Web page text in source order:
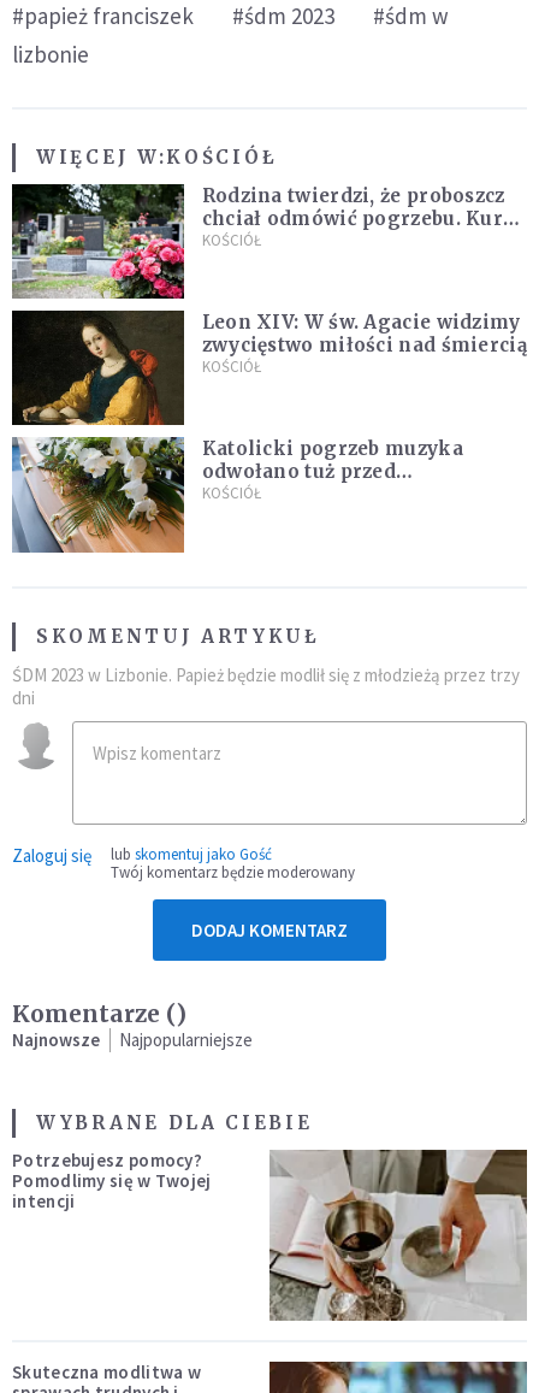
#papież franciszek #śdm 2023
#śdm w
lizbonie
WIĘCEJ W:KOŚCIÓŁ
Rodzina twierdzi, że proboszcz
chciał odmówić pogrzebu. Kuria
zapowiada wyjaśnienia
KOŚCIÓŁ
Leon XIV: W św. Agacie widzimy
zwycięstwo miłości nad śmiercią
KOŚCIÓŁ
Katolicki pogrzeb muzyka
odwołano tuż przed
uroczystością. Powodem była
KOŚCIÓŁ
SKOMENTUJ ARTYKUŁ
ŚDM 2023 w Lizbonie. Papież będzie modlił się z młodzieżą przez trzy
dni
Zaloguj się lub skomentuj jako Gość
Twój komentarz będzie moderowany
DODAJ KOMENTARZ
Komentarze ()
Najnowsze Najpopularniejsze
WYBRANE DLA CIEBIE
Potrzebujesz pomocy?
Pomodlimy się w Twojej
intencji
Skuteczna modlitwa w